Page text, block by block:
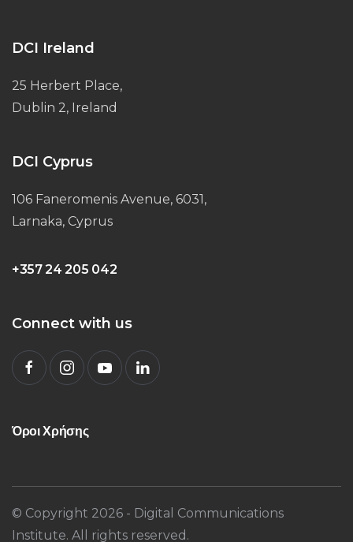
DCI Ireland
25 Herbert Place,
Dublin 2, Ireland
DCI Cyprus
106 Faneromenis Avenue, 6031,
Larnaka, Cyprus
+357 24 205 042
Connect with us
Όροι Χρήσης
© Copyright 2026 - Digital Communications
Institute. All rights reserved.